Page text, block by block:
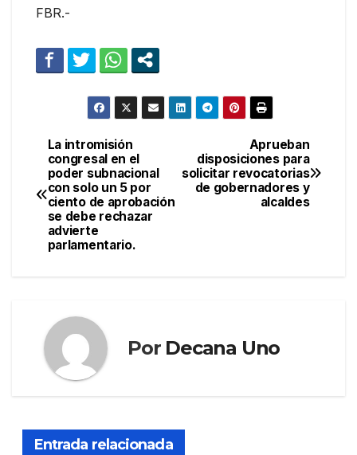
FBR.-
Navegación
de
entradas
Aprueban
disposiciones para
solicitar revocatorias
de gobernadores y
alcaldes
La intromisión
congresal en el
poder subnacional
con solo un 5 por
ciento de aprobación
se debe rechazar
advierte
parlamentario.
Por Decana Uno
Entrada relacionada